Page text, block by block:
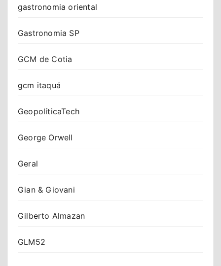
gastronomia oriental
Gastronomia SP
GCM de Cotia
gcm itaquá
GeopolíticaTech
George Orwell
Geral
Gian & Giovani
Gilberto Almazan
GLM52